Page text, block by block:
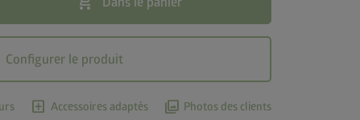
Configurer le produit
add_box Accessoires adaptés photo_library Photos des clients